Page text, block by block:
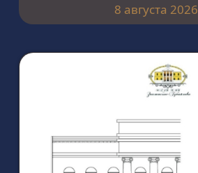
8 августа 2026